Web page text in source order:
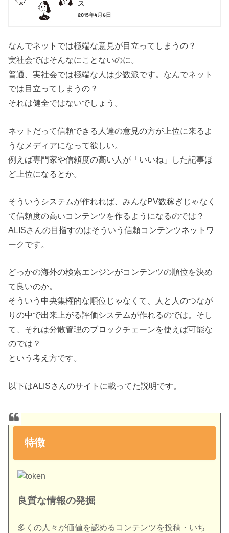
ス
2015年4月6日
なんでネットでは極端な意見が目立ってしまうの？
実社会ではそんなにことないのに。
普通、実社会では極端な人は少数派です。なんでネット
では目立ってしまうの？
それは健全ではないでしょう。
ネットだって信頼できる人達の意見の方が上位に来るよ
うなメディアになって欲しい。
例えば専門家や信頼度の高い人が「いいね」した記事ほ
ど上位になるとか。
そういうシステムが作れれば、みんなPV数稼ぎじゃなく
て信頼度の高いコンテンツを作るようになるのでは？
ALISさんの目指すのはそういう信頼コンテンツネットワ
ークです。
どっかの海外の検索エンジンがコンテンツの順位を決め
て良いのか。
そういう中央集権的な順位じゃなくて、人と人のつなが
りの中で出来上がる評価システムが作れるのでは。そし
て、それは分散管理のブロックチェーンを使えば可能な
のでは？
という考え方です。
以下はALISさんのサイトに載ってた説明です。
特徴
良質な情報の発掘
多くの人々が価値を認めるコンテンツを投稿・いち